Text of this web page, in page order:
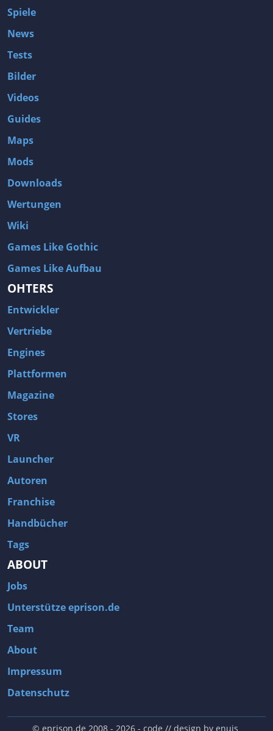
Spiele
News
Tests
Bilder
Videos
Guides
Maps
Mods
Downloads
Wertungen
Wiki
Games Like Gothic
Games Like Aufbau
OHTERS
Entwickler
Vertriebe
Engines
Plattformen
Magazine
Stores
VR
Launcher
Autoren
Franchise
Handbücher
Tags
ABOUT
Jobs
Unterstütze eprison.de
Team
About
Impressum
Datenschutz
© eprison.de 2008 - 2026- code // design by enuis